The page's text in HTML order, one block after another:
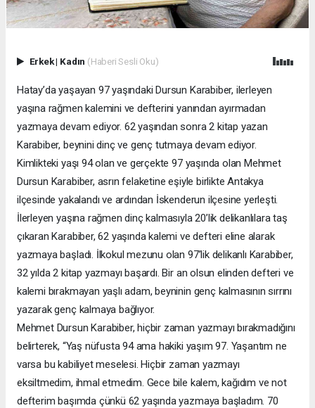
Erkek| Kadın (Haberi Sesli Oku)
Hatay’da yaşayan 97 yaşındaki Dursun Karabiber, ilerleyen
yaşına rağmen kalemini ve defterini yanından ayırmadan
yazmaya devam ediyor. 62 yaşından sonra 2 kitap yazan
Karabiber, beynini dinç ve genç tutmaya devam ediyor.
Kimlikteki yaşı 94 olan ve gerçekte 97 yaşında olan Mehmet
Dursun Karabiber, asrın felaketine eşiyle birlikte Antakya
ilçesinde yakalandı ve ardından İskenderun ilçesine yerleşti.
İlerleyen yaşına rağmen dinç kalmasıyla 20’lik delikanlılara taş
çıkaran Karabiber, 62 yaşında kalemi ve defteri eline alarak
yazmaya başladı. İlkokul mezunu olan 97’lik delikanlı Karabiber,
32 yılda 2 kitap yazmayı başardı. Bir an olsun elinden defteri ve
kalemi bırakmayan yaşlı adam, beyninin genç kalmasının sırrını
yazarak genç kalmaya bağlıyor.
Mehmet Dursun Karabiber, hiçbir zaman yazmayı bırakmadığını
belirterek, “Yaş nüfusta 94 ama hakiki yaşım 97. Yaşantım ne
varsa bu kabiliyet meselesi. Hiçbir zaman yazmayı
eksiltmedim, ihmal etmedim. Gece bile kalem, kağıdım ve not
defterim başımda çünkü 62 yaşında yazmaya başladım. 70